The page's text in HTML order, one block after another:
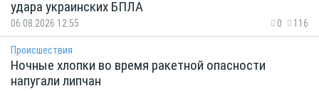
удара украинских БПЛА
06.08.2026 12:55 0 116
Происшествия
Ночные хлопки во время ракетной опасности
напугали липчан